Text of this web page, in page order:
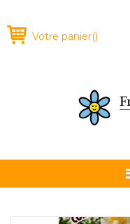
Votre panier()